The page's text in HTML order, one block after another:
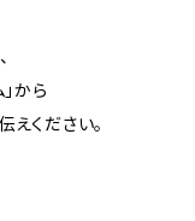
から
ください。